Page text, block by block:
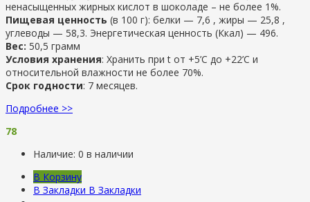
ненасыщенных жирных кислот в шоколаде – не более 1%.
Пищевая ценность (в 100 г): белки — 7,6 , жиры — 25,8 ,
углеводы — 58,3. Энергетическая ценность (Ккал) — 496.
Вес: 50,5 грамм
Условия хранения: Хранить при t от +5’C до +22’C и
относительной влажности не более 70%.
Срок годности: 7 месяцев.
Подробнее >>
78
Наличие: 0 в наличии
В Корзину
В Закладки В Закладки